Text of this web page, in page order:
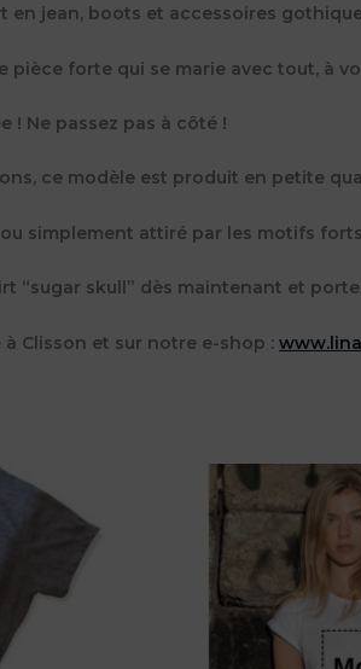
en jean, boots et accessoires
pièce forte qui se marie avec tout, à
! Ne passez pas à côté !
ce modèle est produit en petite
simplement attiré par les motifs
“sugar skull” dès maintenant et
Clisson et sur notre e-shop :